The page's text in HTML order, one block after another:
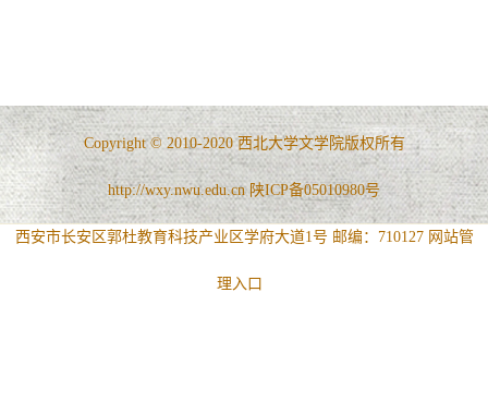
Copyright © 2010-2020 西北大学文学院版权所有
http://wxy.nwu.edu.cn 陕ICP备05010980号
西安市长安区郭杜教育科技产业区学府大道1号 邮编：710127 网站管
理入口